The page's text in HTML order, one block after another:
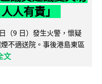
人有責」
（9 日）發生火警，懷疑
不適送院。事後港島東區
文